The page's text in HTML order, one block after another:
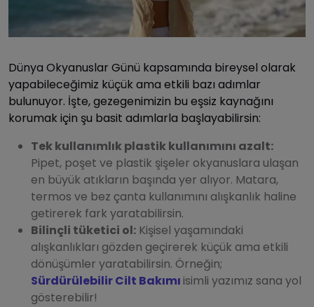
Dünya Okyanuslar Günü kapsamında bireysel olarak
yapabileceğimiz küçük ama etkili bazı adımlar
bulunuyor. İşte, gezegenimizin bu eşsiz kaynağını
korumak için şu basit adımlarla başlayabilirsin:
Tek kullanımlık plastik kullanımını azalt:
Pipet, poşet ve plastik şişeler okyanuslara ulaşan
en büyük atıkların başında yer alıyor. Matara,
termos ve bez çanta kullanımını alışkanlık haline
getirerek fark yaratabilirsin.
Bilinçli tüketici ol: Kişisel yaşamındaki
alışkanlıkları gözden geçirerek küçük ama etkili
dönüşümler yaratabilirsin. Örneğin;
Sürdürülebilir Cilt Bakımı isimli yazımız sana yol
gösterebilir!